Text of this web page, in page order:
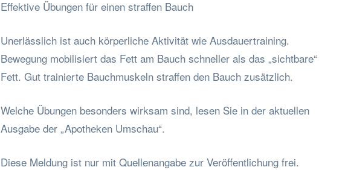
Effektive Übungen für einen straffen Bauch
Unerlässlich ist auch körperliche Aktivität wie Ausdauertraining.
Bewegung mobilisiert das Fett am Bauch schneller als das „sichtbare“
Fett. Gut trainierte Bauchmuskeln straffen den Bauch zusätzlich.
Welche Übungen besonders wirksam sind, lesen Sie in der aktuellen
Ausgabe der „Apotheken Umschau“.
Diese Meldung ist nur mit Quellenangabe zur Veröffentlichung frei.